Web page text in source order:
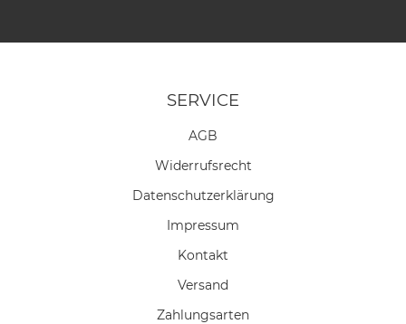
SERVICE
AGB
Widerrufs­recht
Daten­schutz­erklärung
Impressum
Kontakt
Versand
Zahlungsarten